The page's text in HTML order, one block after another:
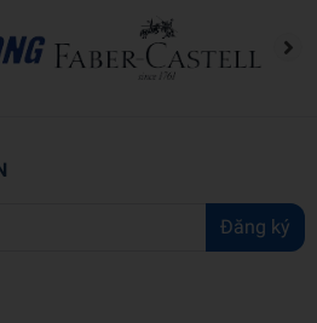
ý cho Tạp chí Outside.
tại Homer, bang Alaska. Đây
Đăng ký